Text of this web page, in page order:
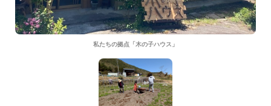
私たちの拠点「木の子ハウス」